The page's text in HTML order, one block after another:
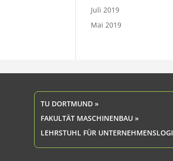
Juli 2019
Mai 2019
TU DORTMUND »
FAKULTÄT MASCHINENBAU »
LEHRSTUHL FÜR